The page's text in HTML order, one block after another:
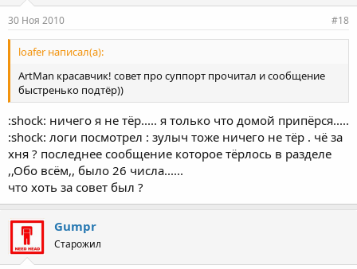
30 Ноя 2010 #18
loafer написал(а):
ArtMan красавчик! совет про суппорт прочитал и сообщение
быстренько подтёр))
:shock: ничего я не тёр..... я только что домой припёрся.....
:shock: логи посмотрел : зулыч тоже ничего не тёр . чё за
хня ? последнее сообщение которое тёрлось в разделе
,,Обо всём,, было 26 числа......
что хоть за совет был ?
Gumpr
Старожил